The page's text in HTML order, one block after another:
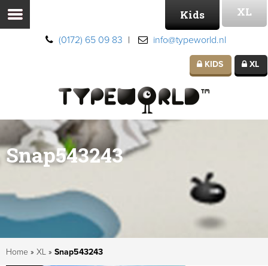
(0172) 65 09 83 | info@typeworld.nl
Kids XL
KIDS XL
Snap543243
Home » XL » Snap543243